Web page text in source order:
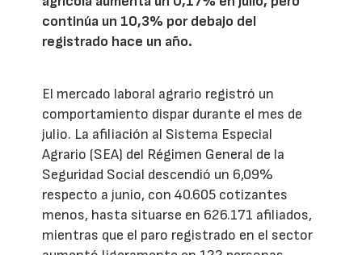
continúa un 10,3% por debajo del
registrado hace un año.
El mercado laboral agrario registró un
comportamiento dispar durante el mes de
julio. La afiliación al Sistema Especial
Agrario (SEA) del Régimen General de la
Seguridad Social descendió un 6,09%
respecto a junio, con 40.605 cotizantes
menos, hasta situarse en 626.171 afiliados,
mientras que el paro registrado en el sector